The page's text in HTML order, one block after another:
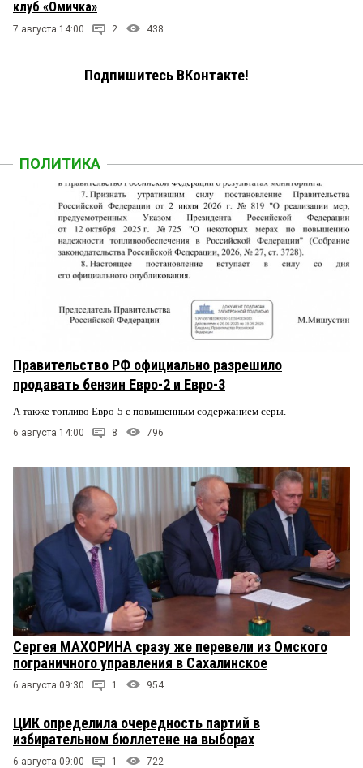
клуб «Омичка»
7 августа 14:00 2 438
Подпишитесь ВКонтакте!
ПОЛИТИКА
Правительство РФ официально разрешило
продавать бензин Евро-2 и Евро-3
А также топливо Евро-5 с повышенным содержанием серы.
6 августа 14:00 8 796
Сергея МАХОРИНА сразу же перевели из Омского
пограничного управления в Сахалинское
6 августа 09:30 1 954
ЦИК определила очередность партий в
избирательном бюллетене на выборах
6 августа 09:00 1 722